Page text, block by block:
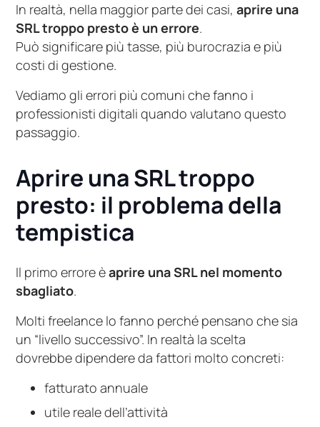
In realtà, nella maggior parte dei casi,aprire una
SRL troppo presto è un errore.
Può significare più tasse, più burocrazia e più
costi di gestione.
Vediamo gli errori più comuni che fanno i
professionisti digitali quando valutano questo
passaggio.
Aprire una SRL troppo
presto: il problema della
tempistica
Il primo errore èaprire una SRL nel momento
sbagliato.
Molti freelance lo fanno perché pensano che sia
un “livello successivo”. In realtà la scelta
dovrebbe dipendere da fattori molto concreti:
fatturato annuale
utile reale dell’attività